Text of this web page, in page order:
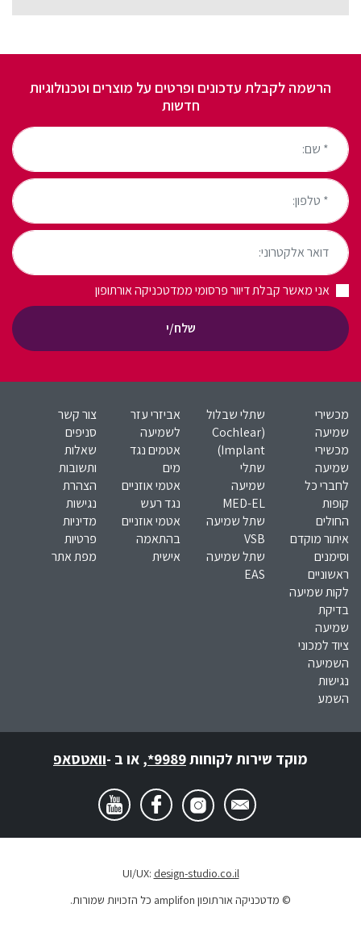
הרשמה לקבלת עדכונים ופרטים על מוצרים וטכנולוגיות
חדשות
* שם:
* טלפון:
דואר אלקטרוני:
אני מאשר קבלת דיוור פרסומי ממדטכניקה אורתופון
שלח/י
מכשירי
שמיעה
מכשירי
שמיעה
לחברי כל
קופות
החולים
איתור מוקדם
וסימנים
ראשוניים
לקות שמיעה
בדיקת
שמיעה
ציוד למכוני
השמיעה
נגישות
השמע
שתלי שבלול
(Cochlear
Implant)​
שתלי
שמיעה
MED-EL​
שתל שמיעה
VSB
שתל שמיעה
EAS
אביזרי עזר
לשמיעה
אטמים נגד
מים
אטמי אוזניים
נגד רעש
אטמי אוזניים
בהתאמה
אישית
צור קשר
סניפים
שאלות
ותשובות
הצהרת
נגישות
מדיניות
פרטיות
מפת אתר
מוקד שירות לקוחות*9989
, או ב -וואטסאפ
UI/UX: design-studio.co.il
© מדטכניקה אורתופון amplifon כל הזכויות שמורות.